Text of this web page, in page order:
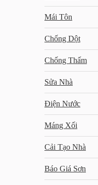
Mái Tôn
Chống Dột
Chống Thấm
Sửa Nhà
Điện Nước
Máng Xối
Cải Tạo Nhà
Báo Giá Sơn